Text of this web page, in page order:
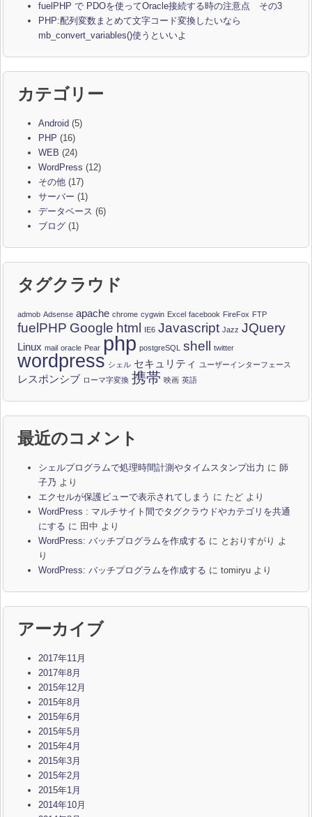
fuelPHP で PDOを使ってOracle接続する時の注意点 その3
PHP:配列変数まとめて文字コード変換したいなら
mb_convert_variables()使うといいよ
カテゴリー
Android (5)
PHP (16)
WEB (24)
WordPress (12)
その他(17)
サーバー (1)
データベース (6)
ブログ(1)
タグクラウド
admob Adsense apache chrome cygwin Excel facebook FireFox FTP
fuelPHP Google html IE6 Javascript Jazz JQuery
Linux mail oracle Pear php postgreSQL shell twitter
wordpress シェル セキュリティ ユーザーインターフェース
レスポンシブ ローマ字変換 携帯 映画 英語
最近のコメント
シェルプログラムで処理時間計測やタイムスタンプ出力 に 師
子乃 より
エクセルが保護ビューで表示されてしまう に たどより
WordPress : マルチサイト間でタグクラウドやカテゴリを共通
にする に 田中 より
WordPress: バッチプログラムを作成する に とおりすがり よ
り
WordPress: バッチプログラムを作成する に tomiryuより
アーカイブ
2017年11月
2017年8月
2015年12月
2015年8月
2015年6月
2015年5月
2015年4月
2015年3月
2015年2月
2015年1月
2014年10月